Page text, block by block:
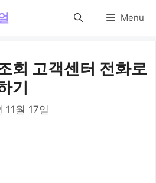
Menu
회 고객센터 전화로
기
11월 17일